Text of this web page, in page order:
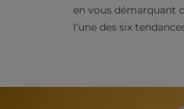
en vous démarquant
l'une des six